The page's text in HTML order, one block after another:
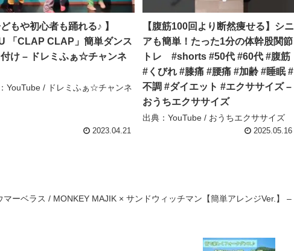
どもや初心者も踊れる♪ 】
「CLAP CLAP」簡単ダンス
け – ドレミふぁ☆チャンネ
YouTube / ドレミふぁ☆チャンネ
2023.04.21
【腹筋100回より断然痩せる】シニ
アも簡単！たった1分の体幹股関節
トレ #shorts #50代 #60代 #腹筋
#くびれ #膝痛 #腰痛 #加齢 #睡眠 #
不調 #ダイエット #エクササイズ –
おうちエクササイズ
出典：YouTube / おうちエクササイズ
2025.05.16
マーベラス / MONKEY MAJIK × サンドウィッチマン【簡単アレンジVer.】 –